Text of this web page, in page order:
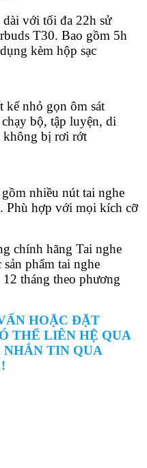
dài với tối đa 22h sử
T30. Bao gồm 5h
kèm hộp sạc
nhỏ gọn ôm sát
bộ, tập luyện, di
không bị rơi rớt
nhiều nút tai nghe
Phù hợp với mọi kích cỡ
chính hãng Tai nghe
phẩm tai nghe
tháng theo phương
HOẶC ĐẶT
THỂ LIÊN HỆ QUA
NHẮN TIN QUA